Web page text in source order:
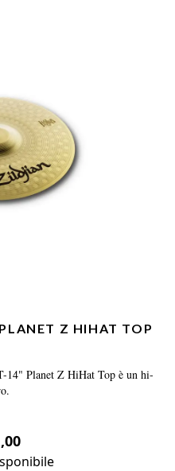
Z HIHAT TOP
Planet Z HiHat Top è un hi-